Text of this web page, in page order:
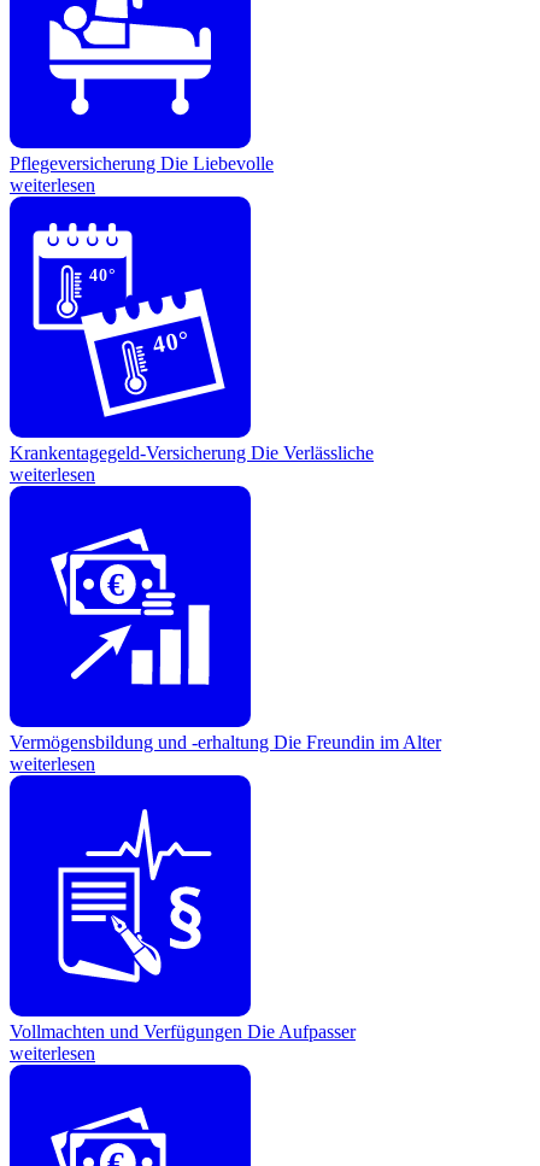
Pflegeversicherung Die Liebevolle
weiterlesen
40°
40°
Krankentagegeld-Versicherung Die Verlässliche
weiterlesen
€
Vermögensbildung und -erhaltung Die Freundin im Alter
weiterlesen
Vollmachten und Verfügungen Die Aufpasser
weiterlesen